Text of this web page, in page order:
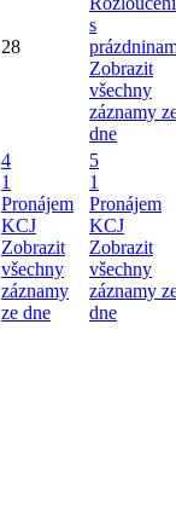
28
s
Zobrazit
všechny
záznamy
dne
4
1
Pronájem
KCJ
Zobrazit
všechny
záznamy
ze dne
5
1
Pronájem
KCJ
Zobrazit
všechny
záznamy
dne